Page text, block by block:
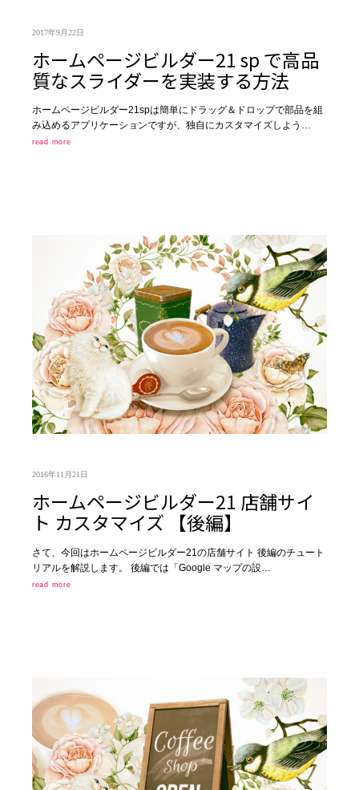
2017年9月22日
ホームページビルダー21 sp で高品
質なスライダーを実装する方法
ホームページビルダー21spは簡単にドラッグ＆ドロップで部品を組
み込めるアプリケーションですが、独自にカスタマイズしよう…
read more
2016年11月21日
ホームページビルダー21 店舗サイ
ト カスタマイズ 【後編】
さて、今回はホームページビルダー21の店舗サイト 後編のチュート
リアルを解説します。 後編では「Google マップの設…
read more